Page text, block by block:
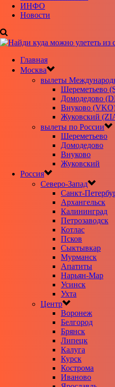
ИНФО
Новости
Главная
Москва
вылеты
Шереметьево
Домодедово
Внуково
Жуковский
вылеты по России
Шереметьево
Домодедово
Внуково
Жуковский
Россия
Северо-Запад
Санкт-
Архангельск
Калининград
Петрозаводск
Котлас
Псков
Сыктывкар
Мурманск
Апатиты
Нарьян-Мар
Усинск
Ухта
Центр
Воронеж
Белгород
Брянск
Липецк
Калуга
Курск
Кострома
Иваново